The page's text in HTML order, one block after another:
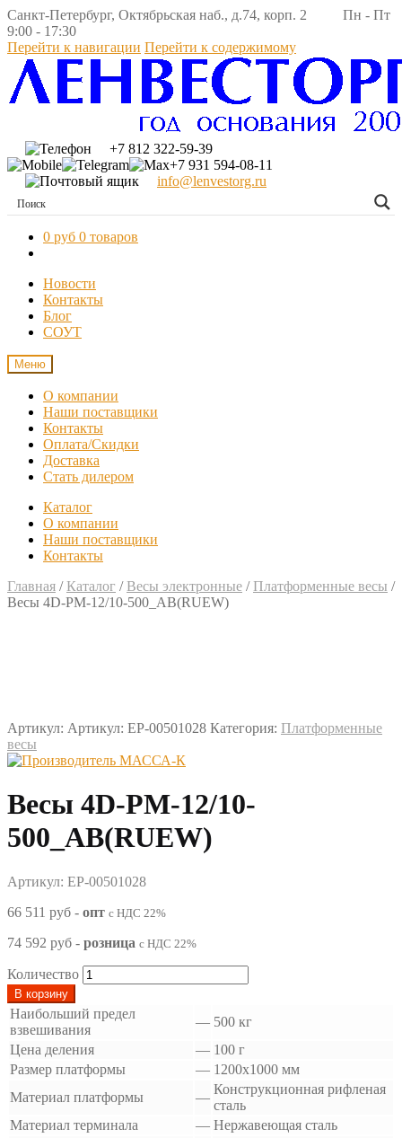
Санкт-Петербург, Октябрьская наб., д.74, корп. 2 Пн - Пт
9:00 - 17:30
Перейти к навигации Перейти к содержимому
+7 812 322-59-39
+7 931 594-08-11
info@lenvestorg.ru
0 руб 0 товаров
Новости
Контакты
Блог
СОУТ
Меню
О компании
Наши поставщики
Контакты
Оплата/Скидки
Доставка
Стать дилером
Каталог
О компании
Наши поставщики
Контакты
Главная / Каталог / Весы электронные / Платформенные весы /
Весы 4D-PM-12/10-500_AB(RUEW)
Артикул: Артикул: EP-00501028 Категория: Платформенные
весы
Весы 4D-PM-12/10-
500_AB(RUEW)
Артикул: EP-00501028
66 511 руб - опт с НДС 22%
74 592 руб - розница с НДС 22%
Количество
В корзину
Наибольший предел
взвешивания
— 500 кг
Цена деления
— 100 г
Размер платформы
— 1200х1000 мм
Материал платформы
—
Конструкционная рифленая
сталь
Материал терминала
— Нержавеющая сталь